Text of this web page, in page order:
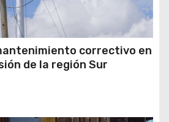
correctivo en
de la región Sur